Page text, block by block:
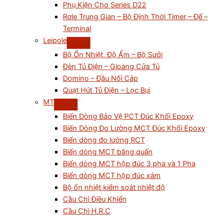
Phụ Kiện Cho Series D22
Rơle Trung Gian – Bộ Định Thời Timer – Đế –
Terminal
Leipole
Bộ Ổn Nhiệt, Độ Ẩm – Bộ Sưởi
Đèn Tủ Điện – Gioang Cửa Tủ
Domino – Đầu Nối Cáp
Quạt Hút Tủ Điện – Lọc Bụi
MT
Biến Dòng Bảo Vệ PCT Đúc Khối Epoxy
Biến Dòng Đo Lường MCT Đúc Khối Epoxy
Biến dòng đo lường RCT
Biến dòng MCT băng quấn
Biến dòng MCT hộp đúc 3 pha và 1 Pha
Biến dòng MCT hộp đúc xám
Bộ ổn nhiệt kiểm soát nhiệt độ
Cầu Chì Điều Khiển
Cầu Chì H.R.C